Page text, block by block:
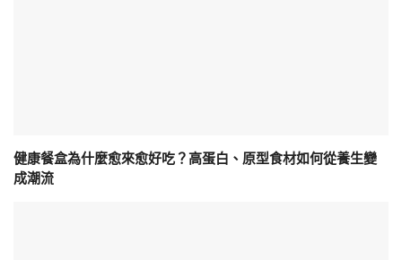
健康餐盒為什麼愈來愈好吃？高蛋白、原型食材如何從養生變
成潮流